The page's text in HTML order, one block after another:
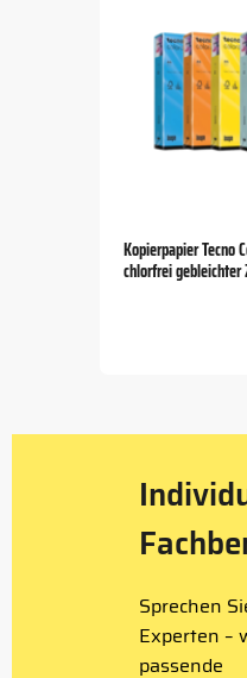
Kopierpapier Tecno
chlorfrei
Sprechen
Experten –
passende